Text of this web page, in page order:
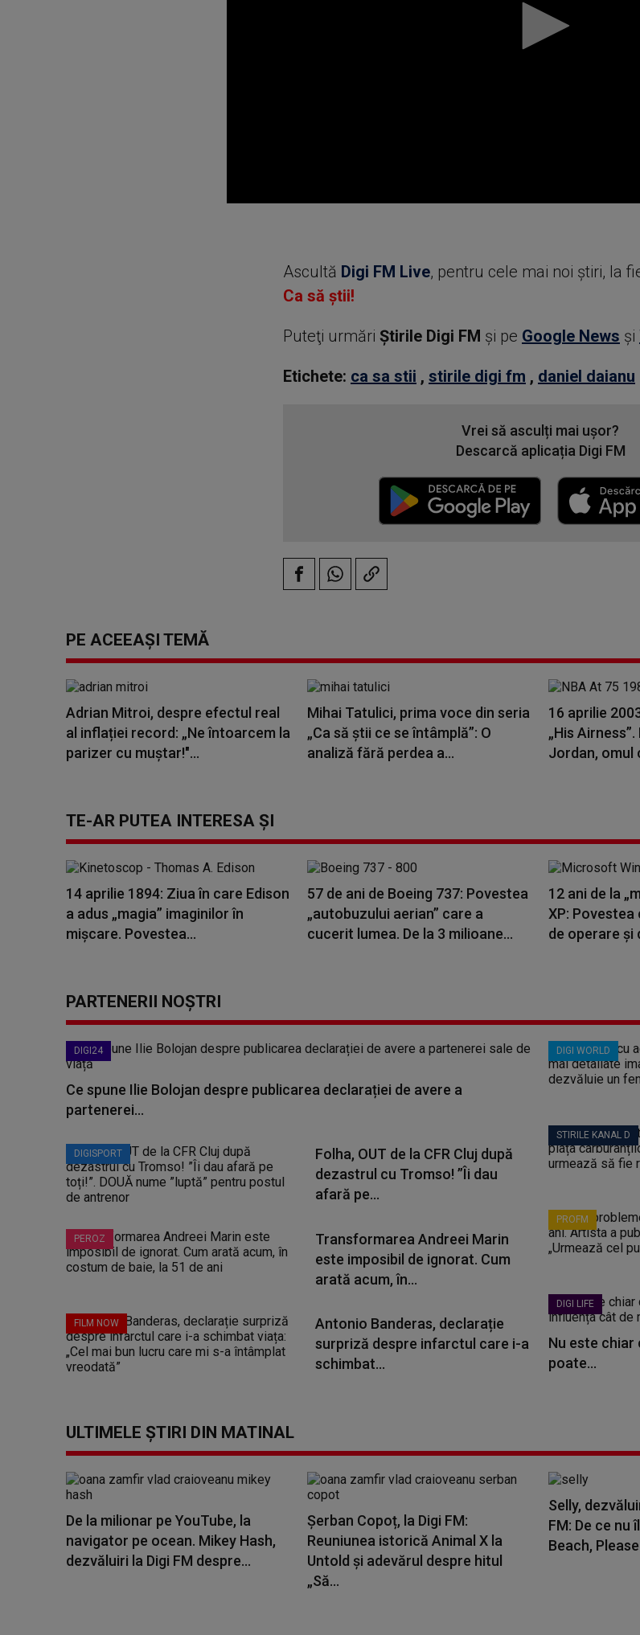
Ascultă Digi FM Live, pentru cele mai noi știri, la
Ca să știi!
Puteţi urmări Știrile Digi FM şi pe Google News şi
Etichete: ca sa stii , stirile digi fm , daniel daianu
Vrei să asculți mai ușor?
Descarcă aplicația Digi FM
PE ACEEAȘI TEMĂ
Adrian Mitroi, despre efectul real
al inflației record: „Ne întoarcem la
parizer cu muștar!"...
Mihai Tatulici, prima voce din seria
„Ca să știi ce se întâmplă”: O
analiză fără perdea a...
16 aprilie
„His
Jordan, omul
TE-AR PUTEA INTERESA ȘI
14 aprilie 1894: Ziua în care Edison
a adus „magia” imaginilor în
mișcare. Povestea...
57 de ani de Boeing 737: Povestea
„autobuzului aerian” care a
cucerit lumea. De la 3 milioane...
12 ani de la
XP:
de operare și
PARTENERII NOȘTRI
DIGI24
Ce spune Ilie Bolojan despre publicarea declarației de avere a
partenerei...
DIGISPORT
Folha, OUT de la CFR Cluj după
dezastrul cu Tromso! ”Îi dau
afară pe...
PEROZ
Transformarea Andreei Marin
este imposibil de ignorat. Cum
arată acum, în...
FILM NOW
Antonio Banderas, declarație
surpriză despre infarctul care i-a
schimbat...
DIGI WORLD
STIRILE KANAL D
PROFM
DIGI LIFE
Nu este chiar
poate...
ULTIMELE ȘTIRI DIN MATINAL
De la milionar pe YouTube, la
navigator pe ocean. Mikey Hash,
dezvăluiri la Digi FM despre...
Șerban Copoț, la Digi FM:
Reuniunea istorică Animal X la
Untold și adevărul despre hitul
„Să...
Selly,
FM: De ce nu
Beach,